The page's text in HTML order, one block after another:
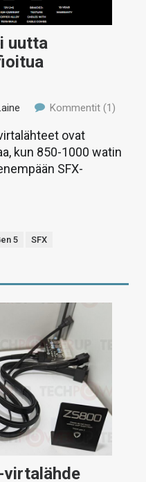
uutta
Kommentit (1)
ovat
kun 850-1000 watin
SFX-
5
SFX
virtalähde